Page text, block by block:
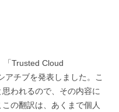
「Trusted Cloud
アチブを発表しました。こ
われるので、その内容に
の翻訳は、あくまで個人